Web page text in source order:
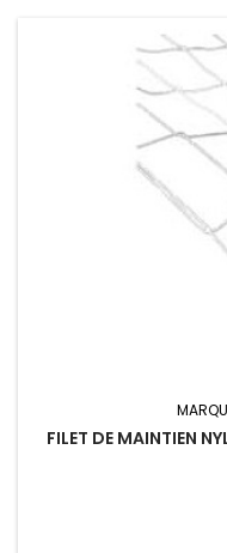
FILET DE MAINTIEN